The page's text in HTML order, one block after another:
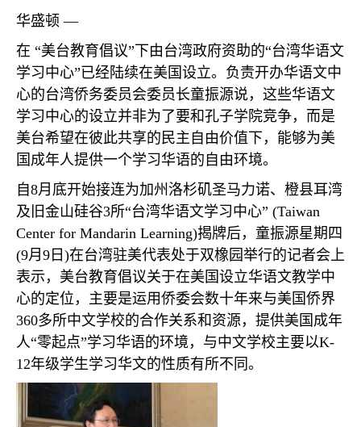
华盛顿 —
在 “美台教育倡议”下由台湾政府资助的“台湾华语文
学习中心”已经陆续在美国设立。负责开办华语文中
心的台湾侨务委员会委员长童振源说，这些华语文
学习中心的设立并非为了要和孔子学院竞争，而是
美台希望在彼此共享的民主自由价值下，能够为美
国成年人提供一个学习华语的自由环境。
自 8月底开始接连为加州洛杉矶圣马力诺、橙县耳湾
及旧金山硅谷3所“台湾华语文学习中心” (Taiwan
Center for Mandarin Learning)揭牌后，童振源星期四
(9月 9 日 )在台湾驻美代表处于双橡园举行的记者会上
表示，美台教育倡议关于在美国设立华语文教学中
心的定位，主要是运用侨委会数十年来与美国侨界
360多所中文学校的合作关系和资源，提供美国成年
人“零起点”学习华语的环境，与中文学校主要以K-
12年级学生学习华文的性质有所不同。